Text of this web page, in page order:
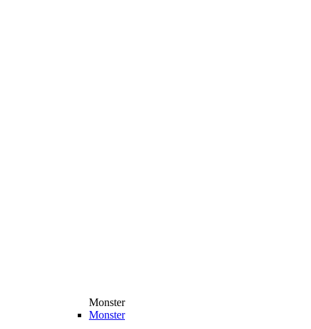
Monster
Monster